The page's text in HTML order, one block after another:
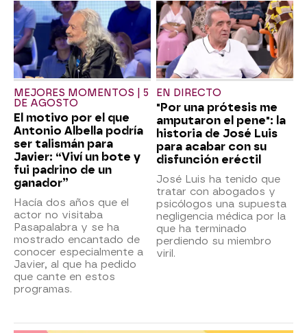
MEJORES MOMENTOS | 5
DE AGOSTO
El motivo por el que
Antonio Albella podría
ser talismán para
Javier: “Viví un bote y
fui padrino de un
ganador”
Hacía dos años que el
actor no visitaba
Pasapalabra y se ha
mostrado encantado de
conocer especialmente a
Javier, al que ha pedido
que cante en estos
programas.
EN DIRECTO
"Por una prótesis me
amputaron el pene": la
historia de José Luis
para acabar con su
disfunción eréctil
José Luis ha tenido que
tratar con abogados y
psicólogos una supuesta
negligencia médica por la
que ha terminado
perdiendo su miembro
viril.